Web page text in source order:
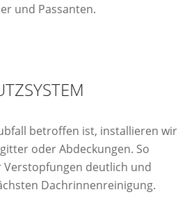
und Passanten.
betroffen ist, installieren wir
oder Abdeckungen. So
Verstopfungen deutlich und
Dachrinnenreinigung.